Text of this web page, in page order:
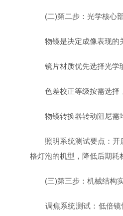
(二)第二步：光学核心部
物镜是决定成像表现的关
镜片材质优先选择光学玻
色差校正等级按需选择，
物镜转换器转动阻尼需均
照明系统测试要点：开启
格灯泡的机型，降低后期耗
(三)第三步：机械结构实
调焦系统测试：低倍镜快